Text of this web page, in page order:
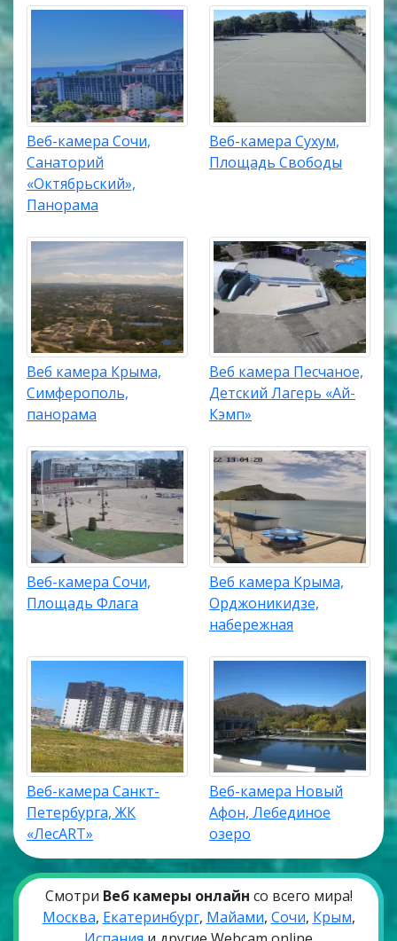
Веб-камера Сочи,
Санаторий
«Октябрьский»,
Панорама
Веб-камера Сухум,
Площадь Свободы
Веб камера Крыма,
Симферополь,
панорама
Веб камера Песчаное,
Детский Лагерь «Ай-
Кэмп»
Веб-камера Сочи,
Площадь Флага
Веб камера Крыма,
Орджоникидзе,
набережная
Веб-камера Санкт-
Петербурга, ЖК
«ЛесART»
Веб-камера Новый
Афон, Лебединое
озеро
Смотри Веб камеры онлайн со всего мира!
Москва, Екатеринбург, Майами, Сочи, Крым,